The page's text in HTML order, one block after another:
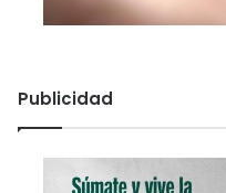
Publicidad